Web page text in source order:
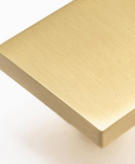
Curupaú Boliviano
Tatajuba
Marupá